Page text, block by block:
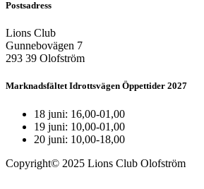
Postsadress
Lions Club
Gunnebovägen 7
293 39 Olofström
Marknadsfältet Idrottsvägen Öppettider 2027
18 juni: 16,00-01,00
19 juni: 10,00-01,00
20 juni: 10,00-18,00
Copyright© 2025 Lions Club Olofström